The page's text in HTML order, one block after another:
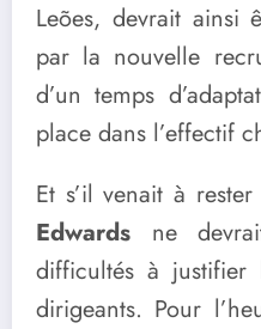
Leões, devrait ainsi
par la nouvelle
d’un temps
place dans l’effectif
Et s’il venait à
Edwards ne
difficultés à justifier
dirigeants. Pour